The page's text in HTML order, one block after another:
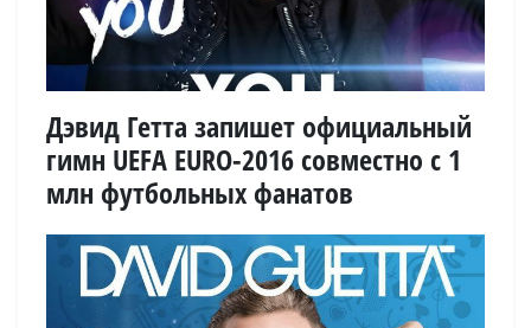
Дэвид Гетта запишет официальный
гимн UEFA EURO-2016 совместно с 1
млн футбольных фанатов